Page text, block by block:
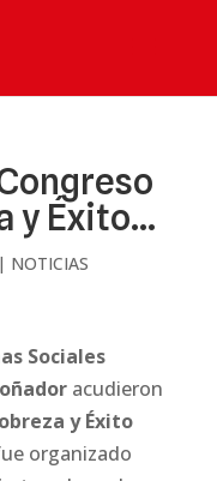
y Éxito…
| NOTICIAS
Sociales
acudieron
y Éxito
organizado